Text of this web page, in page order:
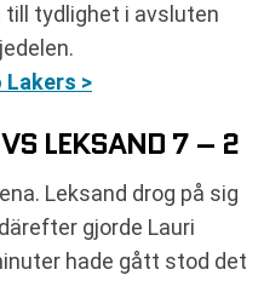
tydlighet i avsluten
Lakers >
LEKSAND 7 – 2
Leksand drog på sig
gjorde Lauri
hade gått stod det